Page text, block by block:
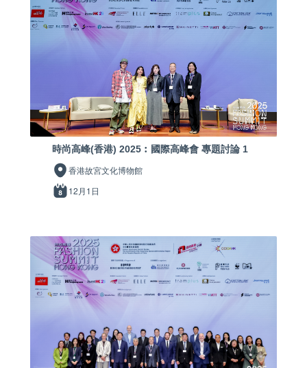
時尚高峰(香港) 2025︰國際高峰會 專題討論 1
香港故宮文化博物館
12月1日